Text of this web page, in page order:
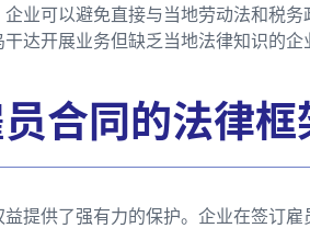
业可以避免直接与当地劳动法和税
达开展业务但缺乏当地法律知识的企
合同的法律框
提供了强有力的保护。企业在签订